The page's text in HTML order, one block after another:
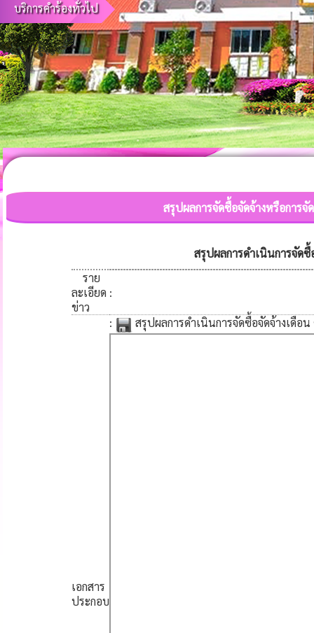
บริการคำร้องทั่วไป
สรุปผลการจัดซื้อจัดจ้างหรือการ
สรุปผลการดำเนินการจัด
ราย
ละเอียด
ข่าว
:
เอกสาร
ประกอบ
: สรุปผลการดำเนินการจัดซื้อจัดจ้างเดือ